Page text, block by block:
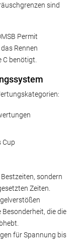
sind
Permit
Rennen
C benötigt.
Cup
sondern
Zeiten.
die die
für Spannung bis